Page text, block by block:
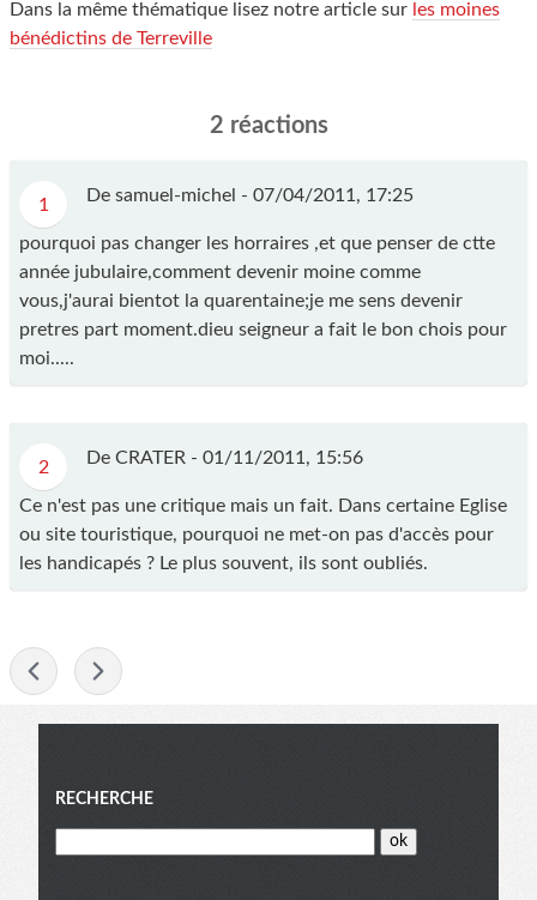
Dans la même thématique lisez notre article sur les moines
bénédictins de Terreville
2 réactions
1 De samuel-michel - 07/04/2011, 17:25
pourquoi pas changer les horraires ,et que penser de ctte
année jubulaire,comment devenir moine comme
vous,j'aurai bientot la quarentaine;je me sens devenir
pretres part moment.dieu seigneur a fait le bon chois pour
moi.....
2 De CRATER - 01/11/2011, 15:56
Ce n'est pas une critique mais un fait. Dans certaine Eglise
ou site touristique, pourquoi ne met-on pas d'accès pour
les handicapés ? Le plus souvent, ils sont oubliés.
Menu
RECHERCHE